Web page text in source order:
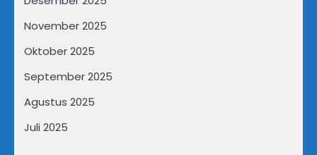
November 2025
Oktober 2025
September 2025
Agustus 2025
Juli 2025